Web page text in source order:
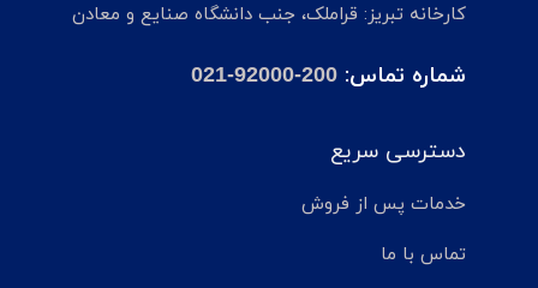
کارخانه تبریز: قراملک، جنب دانشگاه صنایع و معادن
شماره تماس: 021-92000-200
دسترسی سریع
خدمات پس از فروش
تماس با ما